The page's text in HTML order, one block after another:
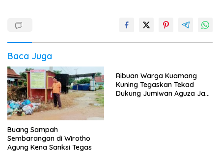
Baca Juga
Buang Sampah
Sembarangan di Wirotho
Agung Kena Sanksi Tegas
Ribuan Warga Kuamang
Kuning Tegaskan Tekad
Dukung Jumiwan Aguza Jadi